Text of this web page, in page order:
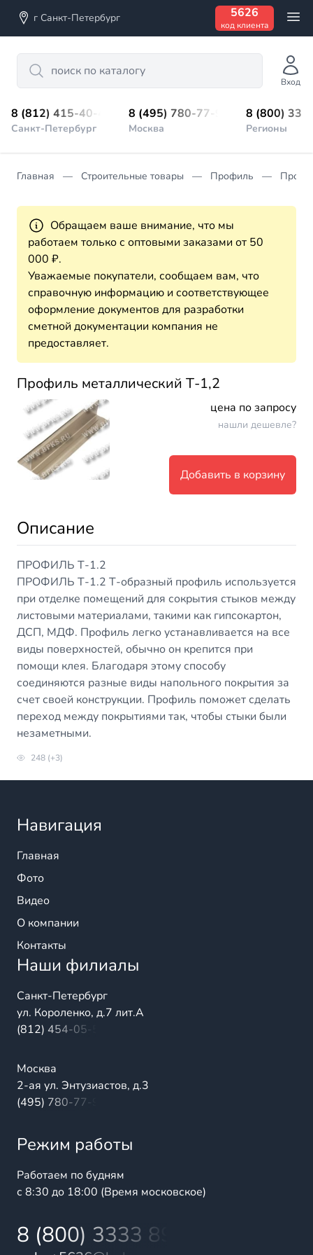
г Санкт-Петербург 5626
код клиента
Search
Вход
8 (812) 415-40-45
Санкт-Петербург
8 (495) 780-77-98
Москва
8 (800)
Регионы
Главная Строительные товары Профиль
Обращаем ваше внимание, что мы
работаем только с оптовыми заказами от 50
000 ₽.
Уважаемые покупатели, сообщаем вам, что
справочную информацию и соответствующее
оформление документов для разработки
сметной документации компания не
предоставляет.
Профиль металлический Т-1,2
цена по запросу
нашли дешевле?
Добавить в корзину
Описание
ПРОФИЛЬ Т-1.2
ПРОФИЛЬ Т-1.2 Т-образный профиль используется
при отделке помещений для сокрытия стыков между
листовыми материалами, такими как гипсокартон,
ДСП, МДФ. Профиль легко устанавливается на все
виды поверхностей, обычно он крепится при
помощи клея. Благодаря этому способу
соединяются разные виды напольного покрытия за
счет своей конструкции. Профиль поможет сделать
переход между покрытиями так, чтобы стыки были
незаметными.
248 (+3)
Навигация
Главная
Фото
Видео
О компании
Контакты
Наши филиалы
Санкт-Петербург
ул. Короленко, д.7 лит.А
(812) 454-05-54
Москва
2-ая ул. Энтузиастов, д.3
(495) 780-77-98
Режим работы
Работаем по будням
с 8:30 до 18:00 (Время московское)
8 (800) 3333 899